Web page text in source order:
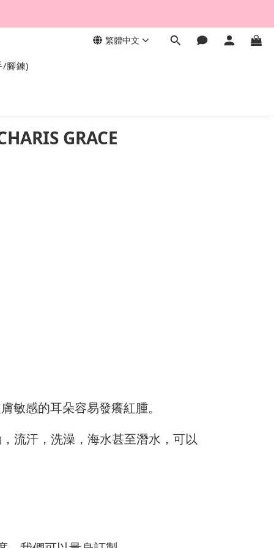
繁體中文
/腳鍊)
GRACE
敏感的耳朵容易發癢紅腫。
流汗，洗澡，海水甚至潛水，可以